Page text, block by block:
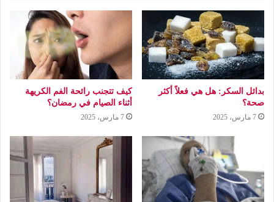
بدائل السكر: هل هي فعلاً أكثر
صحة؟
7 مارس، 2025
كيف تتجنب رائحة الفم الكريهة
أثناء الصيام في رمضان؟
7 مارس، 2025